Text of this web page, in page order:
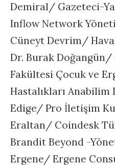
Demiral/ Gazeteci-
Inflow Network
Cüneyt Devrim/
Dr. Burak Doğangün/
Fakültesi Çocuk ve
Hastalıkları Anabilim
Edige/ Pro İletişim
Eraltan/ Coindesk
Brandit Beyond -
Ergene/ Ergene